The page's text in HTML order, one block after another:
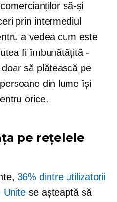
să-și
prin intermediul
a vedea cum este
fi îmbunătățită -
să plătească pe
din lume își
orice.
pe rețelele
36% dintre utilizatorii
Unite se așteaptă să